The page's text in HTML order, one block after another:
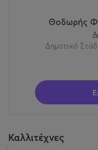
Θοδωρής
Δημοτικό
Καλλιτέχνες